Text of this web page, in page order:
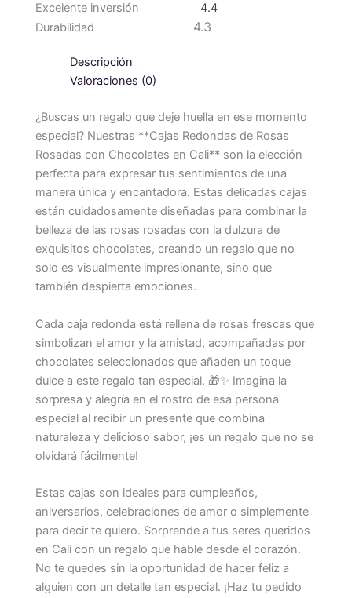
Excelente inversión
4.4
Durabilidad
4.3
Descripción
Valoraciones (0)
¿Buscas un regalo que deje huella en ese momento
especial? Nuestras **Cajas Redondas de Rosas
Rosadas con Chocolates en Cali** son la elección
perfecta para expresar tus sentimientos de una
manera única y encantadora. Estas delicadas cajas
están cuidadosamente diseñadas para combinar la
belleza de las rosas rosadas con la dulzura de
exquisitos chocolates, creando un regalo que no
solo es visualmente impresionante, sino que
también despierta emociones.
Cada caja redonda está rellena de rosas frescas que
simbolizan el amor y la amistad, acompañadas por
chocolates seleccionados que añaden un toque
dulce a este regalo tan especial. 🎁✨ Imagina la
sorpresa y alegría en el rostro de esa persona
especial al recibir un presente que combina
naturaleza y delicioso sabor, ¡es un regalo que no se
olvidará fácilmente!
Estas cajas son ideales para cumpleaños,
aniversarios, celebraciones de amor o simplemente
para decir te quiero. Sorprende a tus seres queridos
en Cali con un regalo que hable desde el corazón.
No te quedes sin la oportunidad de hacer feliz a
alguien con un detalle tan especial. ¡Haz tu pedido